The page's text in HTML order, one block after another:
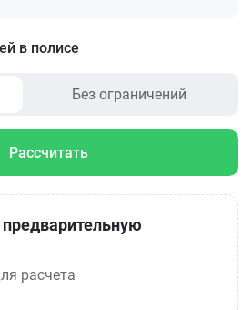
в полисе
Без ограничений
Рассчитать
расчета